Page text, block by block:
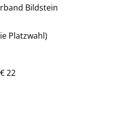
Bildstein
Platzwahl)
22